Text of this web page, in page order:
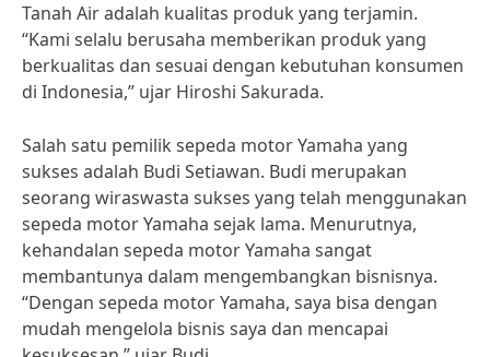
Tanah Air adalah kualitas produk yang terjamin.
“Kami selalu berusaha memberikan produk yang
berkualitas dan sesuai dengan kebutuhan konsumen
di Indonesia,” ujar Hiroshi Sakurada.
Salah satu pemilik sepeda motor Yamaha yang
sukses adalah Budi Setiawan. Budi merupakan
seorang wiraswasta sukses yang telah menggunakan
sepeda motor Yamaha sejak lama. Menurutnya,
kehandalan sepeda motor Yamaha sangat
membantunya dalam mengembangkan bisnisnya.
“Dengan sepeda motor Yamaha, saya bisa dengan
mudah mengelola bisnis saya dan mencapai